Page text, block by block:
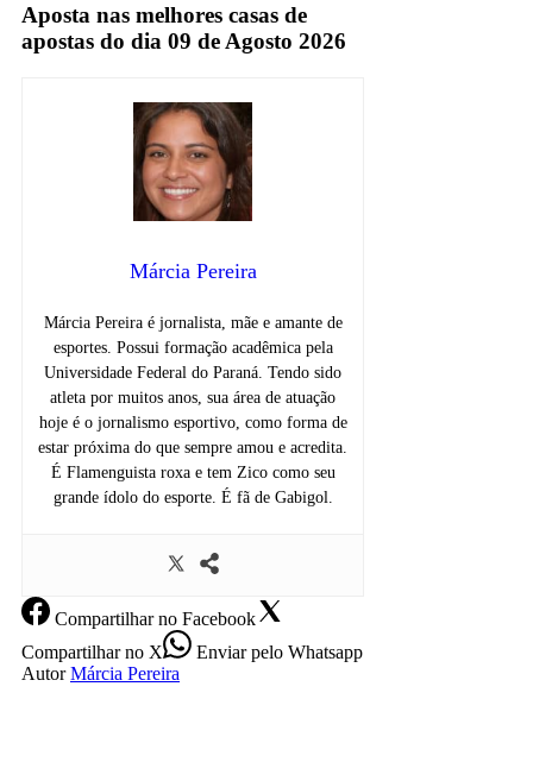
Aposta nas melhores casas de
apostas do dia 09 de Agosto 2026
Márcia Pereira
Márcia Pereira é jornalista, mãe e amante de
esportes. Possui formação acadêmica pela
Universidade Federal do Paraná. Tendo sido
atleta por muitos anos, sua área de atuação
hoje é o jornalismo esportivo, como forma de
estar próxima do que sempre amou e acredita.
É Flamenguista roxa e tem Zico como seu
grande ídolo do esporte. É fã de Gabigol.
Compartilharno Facebook
Compartilharno X Enviarpelo Whatsapp
Autor Márcia Pereira